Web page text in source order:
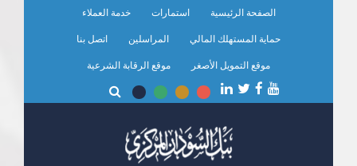
الصفحة الرئيسية استمارات خدمة العملاء
حماية المستهلك المالي المراسلين اتصل بنا
موقع التمويل الأصغر موقع الرقابة الشرعية